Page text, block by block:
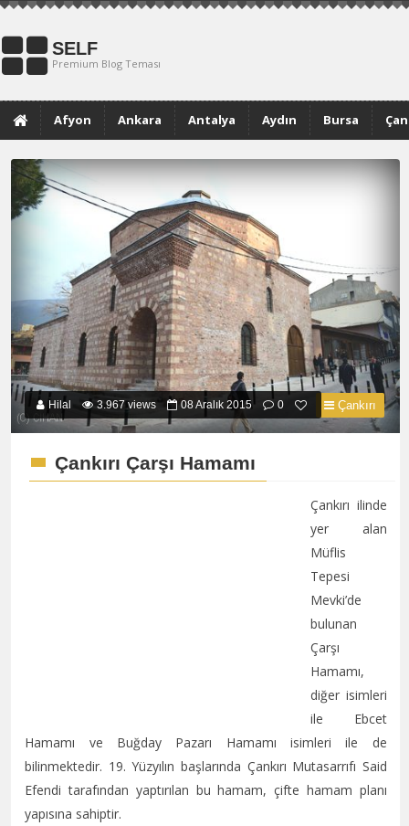
SELF
Premium Blog Teması
Afyon Ankara Antalya Aydın Bursa
Çankırı
Hilal 3.967 views 08 Aralık 2015 0
Çankırı Çarşı Hamamı
Çankırı ilinde
yer alan
Müflis
Tepesi
Mevki’de
bulunan
Çarşı
Hamamı,
diğer isimleri
ile Ebcet
Hamamı ve Buğday Pazarı Hamamı isimleri ile de
bilinmektedir. 19. Yüzyılın başlarında Çankırı Mutasarrıfı Said
Efendi tarafından yaptırılan bu hamam, çifte hamam planı
yapısına sahiptir.